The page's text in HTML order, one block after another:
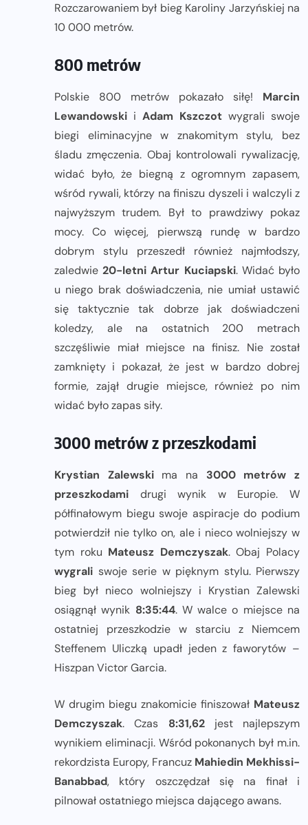
Rozczarowaniem był bieg Karoliny Jarzyńskiej na
10 000 metrów.
800 metrów
Polskie 800 metrów pokazało siłę! Marcin
Lewandowski i Adam Kszczot wygrali swoje
biegi eliminacyjne w znakomitym stylu, bez
śladu zmęczenia. Obaj kontrolowali rywalizację,
widać było, że biegną z ogromnym zapasem,
wśród rywali, którzy na finiszu dyszeli i walczyli z
najwyższym trudem. Był to prawdziwy pokaz
mocy. Co więcej, pierwszą rundę w bardzo
dobrym stylu przeszedł również najmłodszy,
zaledwie20-letni Artur Kuciapski. Widać było
u niego brak doświadczenia, nie umiał ustawić
się taktycznie tak dobrze jak doświadczeni
koledzy, ale na ostatnich 200 metrach
szczęśliwie miał miejsce na finisz. Nie został
zamknięty i pokazał, że jest w bardzo dobrej
formie, zajął drugie miejsce, również po nim
widać było zapas siły.
3000 metrów z przeszkodami
Krystian Zalewskima na 3000 metrów z
przeszkodami drugi wynik w Europie. W
półfinałowym biegu swoje aspiracje do podium
potwierdził nie tylko on, ale i nieco wolniejszy w
tym roku Mateusz Demczyszak. Obaj Polacy
wygrali swoje serie w pięknym stylu. Pierwszy
bieg był nieco wolniejszy i Krystian Zalewski
osiągnął wynik 8:35:44. W walce o miejsce na
ostatniej przeszkodzie w starciu z Niemcem
Steffenem Uliczką upadł jeden z faworytów –
Hiszpan Victor Garcia.
W drugim biegu znakomicie finiszował Mateusz
Demczyszak. Czas 8:31,62jest najlepszym
wynikiem eliminacji. Wśród pokonanych był m.in.
rekordzista Europy, Francuz Mahiedin Mekhissi-
Banabbad, który oszczędzał się na finał i
pilnował ostatniego miejsca dającego awans.